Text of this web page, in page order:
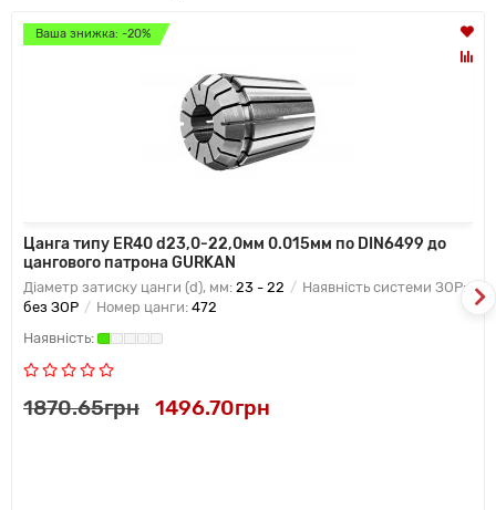
Ваша знижка: -20%
Цанга типу ER40 d23,0-22,0мм 0.015мм по DIN6499 до
цангового патрона GURKAN
Діаметр затиску цанги (d), мм: 23 - 22
Наявність системи ЗОР:
без ЗОР
Номер цанги: 472
1870.65грн 1496.70грн